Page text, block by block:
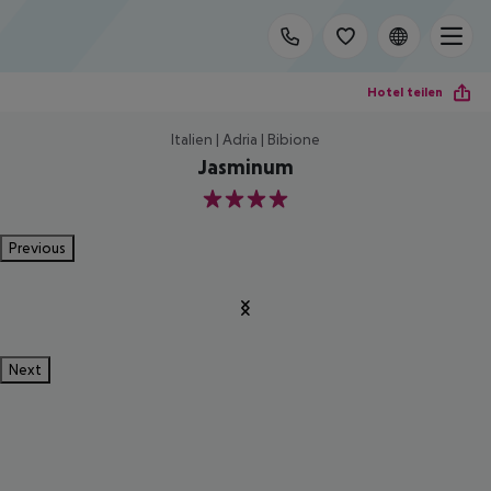
Hotel teilen
Italien | Adria | Bibione
Jasminum
4
Previous
Next